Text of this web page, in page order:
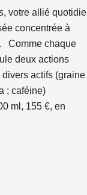
, votre allié
concentrée à
Comme chaque
deux actions
actifs (graine
; caféine)
ml, 155 €, en